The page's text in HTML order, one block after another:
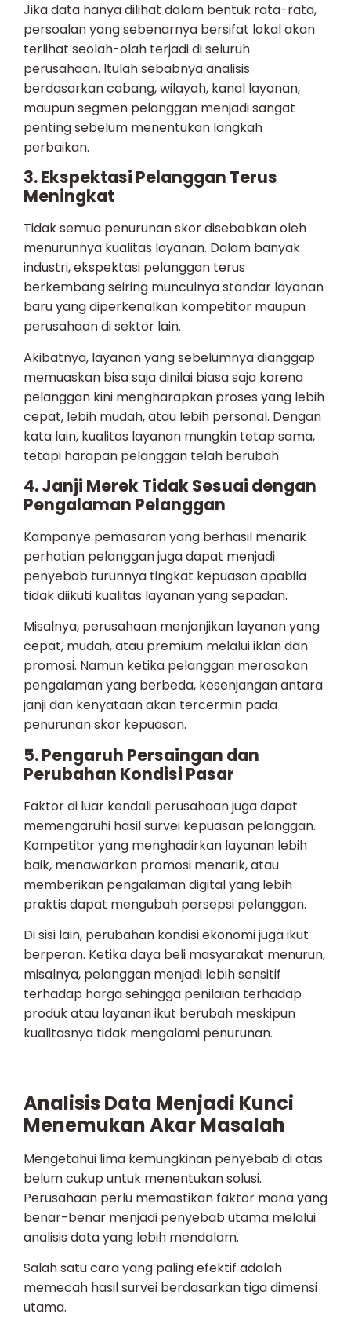
Jika data hanya dilihat dalam bentuk rata-rata,
persoalan yang sebenarnya bersifat lokal akan
terlihat seolah-olah terjadi di seluruh
perusahaan. Itulah sebabnya analisis
berdasarkan cabang, wilayah, kanal layanan,
maupun segmen pelanggan menjadi sangat
penting sebelum menentukan langkah
perbaikan.
3. Ekspektasi Pelanggan Terus
Meningkat
Tidak semua penurunan skor disebabkan oleh
menurunnya kualitas layanan. Dalam banyak
industri, ekspektasi pelanggan terus
berkembang seiring munculnya standar layanan
baru yang diperkenalkan kompetitor maupun
perusahaan di sektor lain.
Akibatnya, layanan yang sebelumnya dianggap
memuaskan bisa saja dinilai biasa saja karena
pelanggan kini mengharapkan proses yang lebih
cepat, lebih mudah, atau lebih personal. Dengan
kata lain, kualitas layanan mungkin tetap sama,
tetapi harapan pelanggan telah berubah.
4. Janji Merek Tidak Sesuai dengan
Pengalaman Pelanggan
Kampanye pemasaran yang berhasil menarik
perhatian pelanggan juga dapat menjadi
penyebab turunnya tingkat kepuasan apabila
tidak diikuti kualitas layanan yang sepadan.
Misalnya, perusahaan menjanjikan layanan yang
cepat, mudah, atau premium melalui iklan dan
promosi. Namun ketika pelanggan merasakan
pengalaman yang berbeda, kesenjangan antara
janji dan kenyataan akan tercermin pada
penurunan skor kepuasan.
5. Pengaruh Persaingan dan
Perubahan Kondisi Pasar
Faktor di luar kendali perusahaan juga dapat
memengaruhi hasil survei kepuasan pelanggan.
Kompetitor yang menghadirkan layanan lebih
baik, menawarkan promosi menarik, atau
memberikan pengalaman digital yang lebih
praktis dapat mengubah persepsi pelanggan.
Di sisi lain, perubahan kondisi ekonomi juga ikut
berperan. Ketika daya beli masyarakat menurun,
misalnya, pelanggan menjadi lebih sensitif
terhadap harga sehingga penilaian terhadap
produk atau layanan ikut berubah meskipun
kualitasnya tidak mengalami penurunan.
Analisis Data Menjadi Kunci
Menemukan Akar Masalah
Mengetahui lima kemungkinan penyebab di atas
belum cukup untuk menentukan solusi.
Perusahaan perlu memastikan faktor mana yang
benar-benar menjadi penyebab utama melalui
analisis data yang lebih mendalam.
Salah satu cara yang paling efektif adalah
memecah hasil survei berdasarkan tiga dimensi
utama.